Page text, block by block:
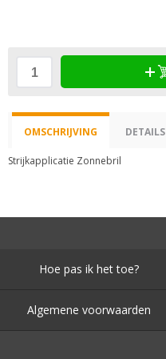
OMSCHRIJVING DETAILS
Strijkapplicatie Zonnebril
Hoe pas ik het toe?
Algemene voorwaarden